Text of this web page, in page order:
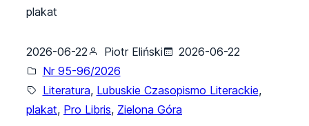
plakat
2026-06-22 Piotr Eliński
2026-06-22
Nr 95-96/2026
Literatura, Lubuskie Czasopismo Literackie,
plakat, Pro Libris, Zielona Góra